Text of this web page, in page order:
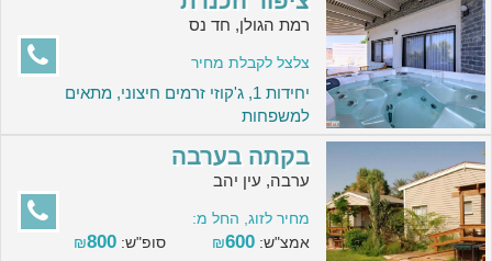
רמת הגולן, חד נס
צלצל לקבלת מחיר
יחידות 1, ג'קוזי זרמים חיצוני, מתאים
למשפחות
בקתה בערבה
ערבה, עין יהב
מחיר לזוג, החל מ:
אמצ"ש:
₪600 סופ"ש: ₪800